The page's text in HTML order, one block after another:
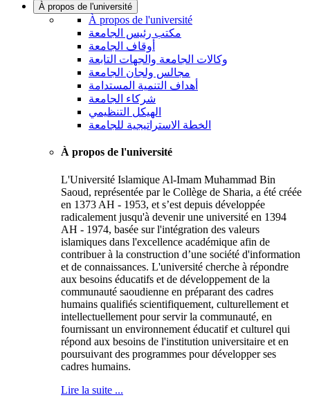
À propos de l'université
À propos de l'université
مكتب رئيس الجامعة
أوقاف الجامعة
وكالات الجامعة والجهات التابعة
مجالس ولجان الجامعة
أهداف التنمية المستدامة
شركاء الجامعة
الهيكل التنظيمي
الخطة الاستراتيجية للجامعة
À propos de l'université
L'Université Islamique Al-Imam Muhammad Bin
Saoud, représentée par le Collège de Sharia, a été créée
en 1373 AH - 1953, et s’est depuis développée
radicalement jusqu'à devenir une université en 1394
AH - 1974, basée sur l'intégration des valeurs
islamiques dans l'excellence académique afin de
contribuer à la construction d’une société d'information
et de connaissances. L'université cherche à répondre
aux besoins éducatifs et de développement de la
communauté saoudienne en préparant des cadres
humains qualifiés scientifiquement, culturellement et
intellectuellement pour servir la communauté, en
fournissant un environnement éducatif et culturel qui
répond aux besoins de l'institution universitaire et en
poursuivant des programmes pour développer ses
cadres humains.
Lire la suite ...